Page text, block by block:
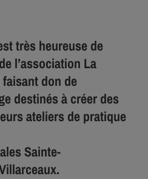
très heureuse de
l’association La
faisant don de
destinés à créer des
ateliers de pratique
Sainte-
.